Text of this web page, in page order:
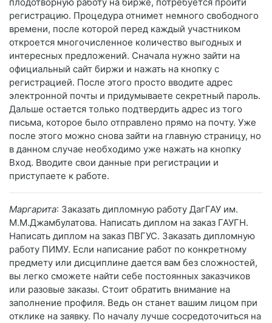
регистрацию. Процедура отнимет немного свободного
времени, после которой перед каждый участником
откроется многочисленное количество выгодных и
интересных предложений. Сначала нужно зайти на
официальный сайт биржи и нажать на кнопку с
регистрацией. После этого просто вводите адрес
электронной почты и придумываете секретный пароль.
Дальше остается только подтвердить адрес из того
письма, которое было отправлено прямо на почту. Уже
после этого можно снова зайти на главную страницу, но
в данном случае необходимо уже нажать на кнопку
Вход. Вводите свои данные при регистрации и
приступаете к работе.
Маргарита: Заказать дипломную работу ДагГАУ им.
М.М.Джамбулатова. Написать диплом на заказ ГАУГН.
Написать диплом на заказ ПВГУС. Заказать дипломную
работу ПИМУ. Если написание работ по конкретному
предмету или дисциплине дается вам без сложностей,
вы легко сможете найти себе постоянных заказчиков
или разовые заказы. Стоит обратить внимание на
заполнение профиля. Ведь он станет вашим лицом при
отклике на заявку. По началу лучше сосредоточиться на